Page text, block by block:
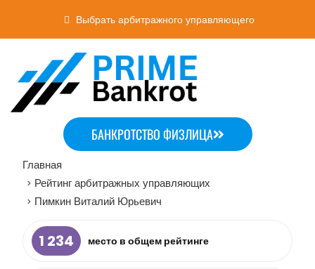
Выбрать арбитражного управляющего
БАНКРОТСТВО ФИЗЛИЦА
Главная
> Рейтинг арбитражных управляющих
> Пимкин Виталий Юрьевич
1 234 место в общем рейтинге